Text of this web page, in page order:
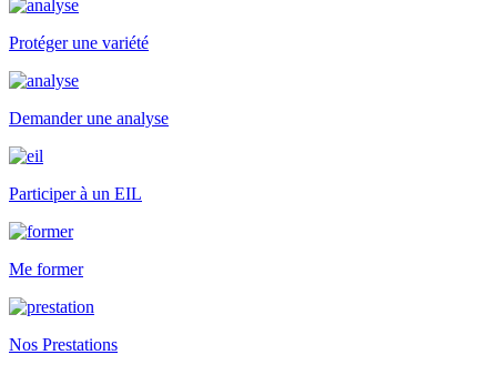
Protéger une variété
Demander une analyse
Participer à un EIL
Me former
Nos Prestations